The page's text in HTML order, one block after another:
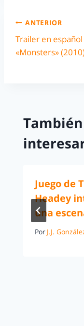
ANTERIOR
Trailer en
«Monsters»
Juego de
Headey
una
Por J.J.